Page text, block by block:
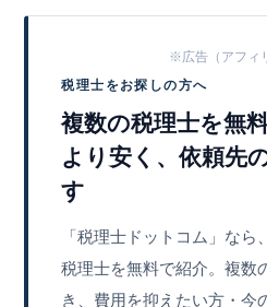
※広告（アフィ
税理士をお探しの方へ
複数の税理士を無
より安く、依頼先
す
「税理士ドットコム」なら
税理士を無料で紹介。複数
き、費用を抑えたい方・今